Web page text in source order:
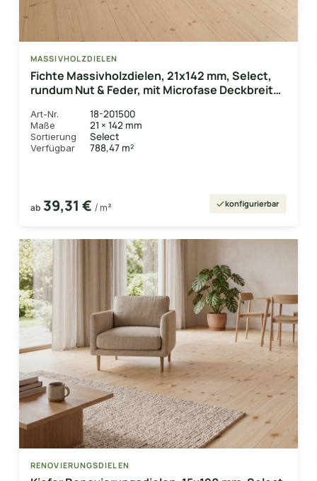
MASSIVHOLZDIELEN
Fichte Massivholzdielen, 21x142 mm, Select,
rundum Nut & Feder, mit Microfase Deckbreite
Art-Nr. 18-201500
Maße 21 × 142 mm
Sortierung Select
Verfügbar 788,47 m²
ab 39,31 € / m² konfigurierbar
RENOVIERUNGSDIELEN